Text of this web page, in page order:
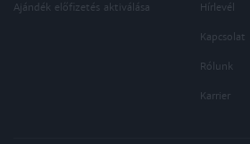
Ajándék előfizetés aktiválása Hírlevél
Kapcsolat
Rólunk
Karrier